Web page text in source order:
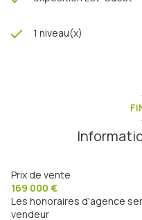
1 niveau(x)
Prix de vente
169 000 €
Les honoraires d'agence
vendeur